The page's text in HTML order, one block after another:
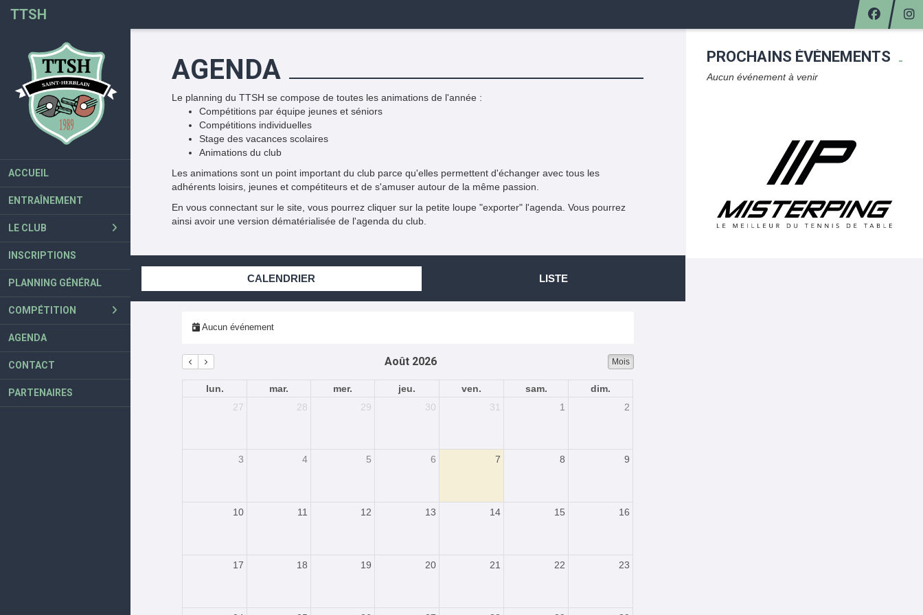
TTSH
ACCUEIL
ENTRAÎNEMENT
LE CLUB
INSCRIPTIONS
PLANNING GÉNÉRAL
COMPÉTITION
AGENDA
CONTACT
PARTENAIRES
AGENDA
Le planning du TTSH se compose de toutes les animations de l'année :
Compétitions par équipe jeunes et séniors
Compétitions individuelles
Stage des vacances scolaires
Animations du club
Les animations sont un point important du club parce qu'elles permettent d'échanger avec tous les
adhérents loisirs, jeunes et compétiteurs et de s'amuser autour de la même passion.
En vous connectant sur le site, vous pourrez cliquer sur la petite loupe "exporter" l'agenda. Vous pourrez
ainsi avoir une version dématérialisée de l'agenda du club.
CALENDRIER LISTE
Aucun événement
Août 2026 Mois
lun. mar. mer. jeu. ven. sam.
dim.
27
28 29 30 31 1 2
3 4 5 6 7 8 9
10 11 12 13 14 15 16
17 18 19 20 21 22 23
PROCHAINS ÉVÈNEMENTS
Aucun événement à venir
Panneau de gestion des cookies